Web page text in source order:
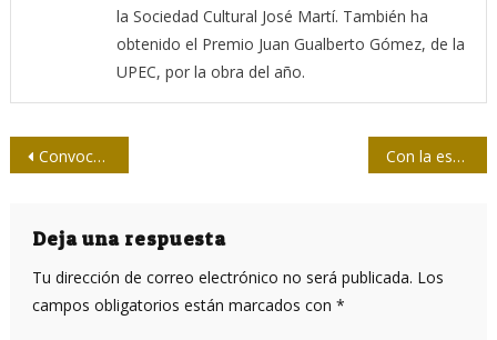
la Sociedad Cultural José Martí. También ha
obtenido el Premio Juan Gualberto Gómez, de la
UPEC, por la obra del año.
Navegación
entradas
Convocan a Taller de Periodismo de Datos Con la especialización, un mejor producto comunicativo
Deja una respuesta
Tu dirección de correo electrónico no será publicada. Los
campos obligatorios están marcados con *